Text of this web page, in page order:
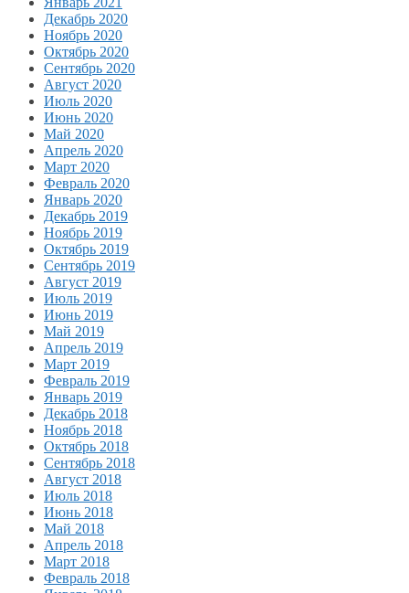
Декабрь 2020
Ноябрь 2020
Октябрь 2020
Сентябрь 2020
Август 2020
Июль 2020
Июнь 2020
Май 2020
Апрель 2020
Март 2020
Февраль 2020
Январь 2020
Декабрь 2019
Ноябрь 2019
Октябрь 2019
Сентябрь 2019
Август 2019
Июль 2019
Июнь 2019
Май 2019
Апрель 2019
Март 2019
Февраль 2019
Январь 2019
Декабрь 2018
Ноябрь 2018
Октябрь 2018
Сентябрь 2018
Август 2018
Июль 2018
Июнь 2018
Май 2018
Апрель 2018
Март 2018
Февраль 2018